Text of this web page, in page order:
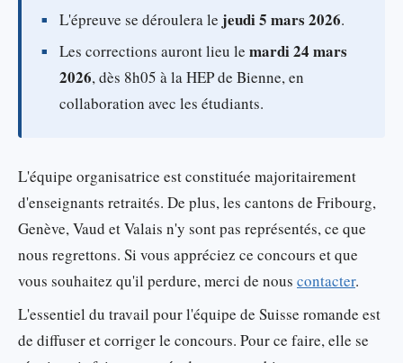
L'épreuve se déroulera le jeudi 5 mars 2026.
Les corrections auront lieu le mardi 24 mars
2026, dès 8h05 à la HEP de Bienne, en
collaboration avec les étudiants.
L'équipe organisatrice est constituée majoritairement
d'enseignants retraités. De plus, les cantons de Fribourg,
Genève, Vaud et Valais n'y sont pas représentés, ce que
nous regrettons. Si vous appréciez ce concours et que
vous souhaitez qu'il perdure, merci de nous contacter.
L'essentiel du travail pour l'équipe de Suisse romande est
de diffuser et corriger le concours. Pour ce faire, elle se